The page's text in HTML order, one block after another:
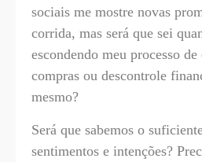
sociais me mostre novas
corrida, mas será que sei
escondendo meu processo
compras ou descontrole
mesmo?
Será que sabemos o
sentimentos e intenções?